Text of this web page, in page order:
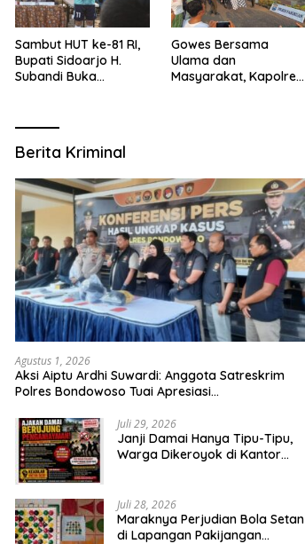
Sambut HUT ke-81 RI,
Bupati Sidoarjo H.
Subandi Buka
Kecamatan Sukodono
Gowes Bersama
Ulama dan
Masyarakat, Kapolres
Berita Kriminal
Agustus 1, 2026
Aksi Aiptu Ardhi Suwardi: Anggota Satreskrim
Polres Bondowoso Tuai Apresiasi
Tumbang
Juli 29, 2026
Janji Damai Hanya Tipu-Tipu,
Warga Dikeroyok di Kantor
Juli 28, 2026
Maraknya Perjudian Bola Setan
di Lapangan Pakijangan